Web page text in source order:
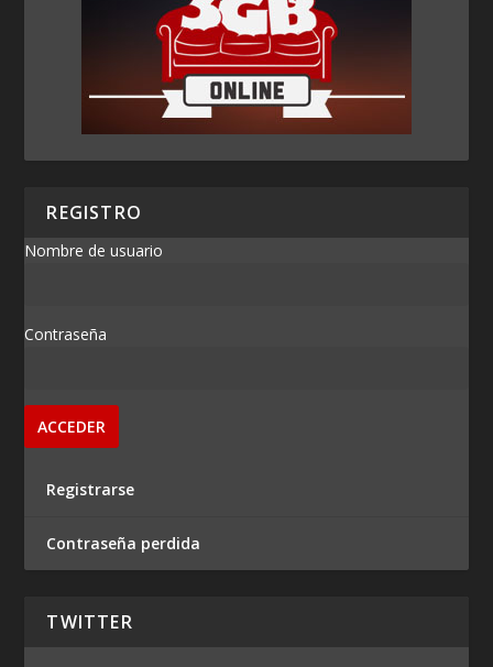
REGISTRO
Nombre de usuario
Contraseña
Registrarse
Contraseña perdida
TWITTER